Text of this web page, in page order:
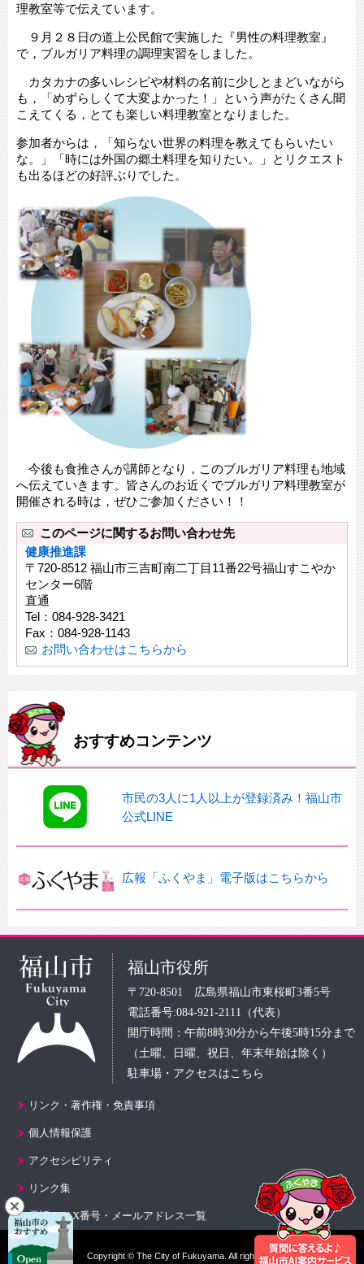
理教室等で伝えています。
９月２８日の道上公民館で実施した『男性の料理教室』
で，ブルガリア料理の調理実習をしました。
カタカナの多いレシピや材料の名前に少しとまどいながら
も，「めずらしくて大変よかった！」という声がたくさん聞
こえてくる，とても楽しい料理教室となりました。
参加者からは，「知らない世界の料理を教えてもらいたい
な。」「時には外国の郷土料理を知りたい。」とリクエスト
も出るほどの好評ぶりでした。
今後も食推さんが講師となり，このブルガリア料理も地域
へ伝えていきます。皆さんのお近くでブルガリア料理教室が
開催される時は，ぜひご参加ください！！
このページに関するお問い合わせ先
健康推進課
〒720-8512 福山市三吉町南二丁目11番22号福山すこやか
センター6階
直通
Tel：084-928-3421
Fax：084-928-1143
お問い合わせはこちらから
おすすめコンテンツ
市民の3人に1人以上が登録済み！福山市
公式LINE
広報「ふくやま」電子版はこちらから
福山市役所
〒720-8501 広島県福山市東桜町3番5号
電話番号:084-921-2111（代表）
開庁時間：午前8時30分から午後5時15分まで
（土曜、日曜、祝日、年末年始は除く）
駐車場・アクセスはこちら
リンク・著作権・免責事項
個人情報保護
アクセシビリティ
リンク集
電話・FAX番号・メールアドレス一覧
Copyright © The City of Fukuyama. All rights reserved.